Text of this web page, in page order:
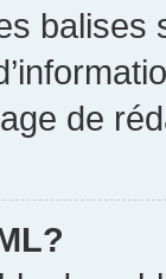
de